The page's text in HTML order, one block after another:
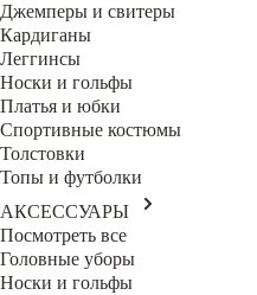
Джемперы и свитеры
Кардиганы
Леггинсы
Носки и гольфы
Платья и юбки
Спортивные костюмы
Толстовки
Топы и футболки
АКСЕССУАРЫ
Посмотреть все
Головные уборы
Носки и гольфы